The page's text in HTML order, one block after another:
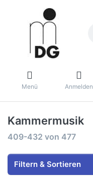
Menü Anmelden
Kammermusik
409-432 von 477
Filtern & Sortieren